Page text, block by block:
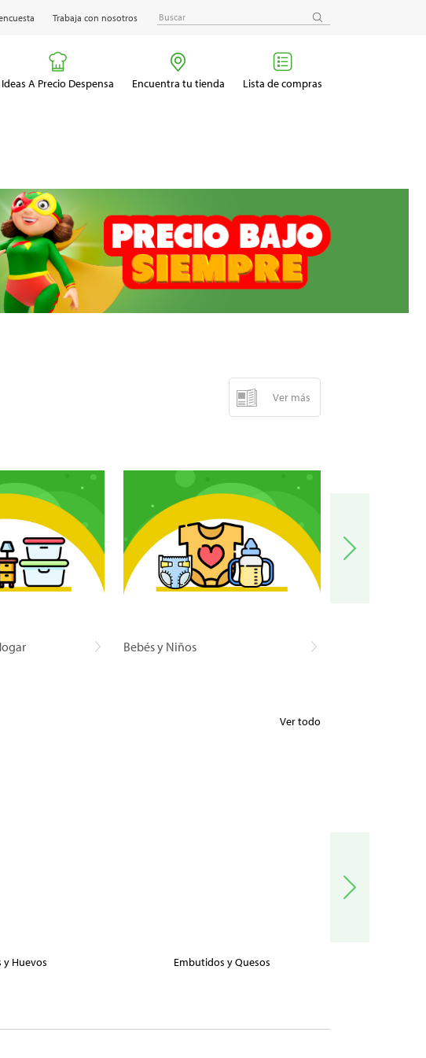
Trabaja con nosotros
Ideas A Precio Despensa Encuentra tu tienda Lista de compras
Ver más
Bebés y Niños
Ver todo
y Huevos Embutidos y Quesos